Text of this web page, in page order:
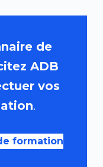
de
ADB
vos
.
formation